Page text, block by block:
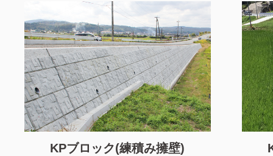
KPブロック(練積み擁壁)